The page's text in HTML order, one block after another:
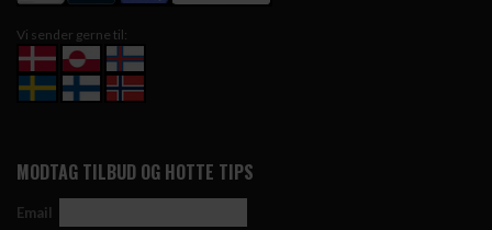
Vi sender gerne til:
MODTAG TILBUD OG HOTTE TIPS
Email